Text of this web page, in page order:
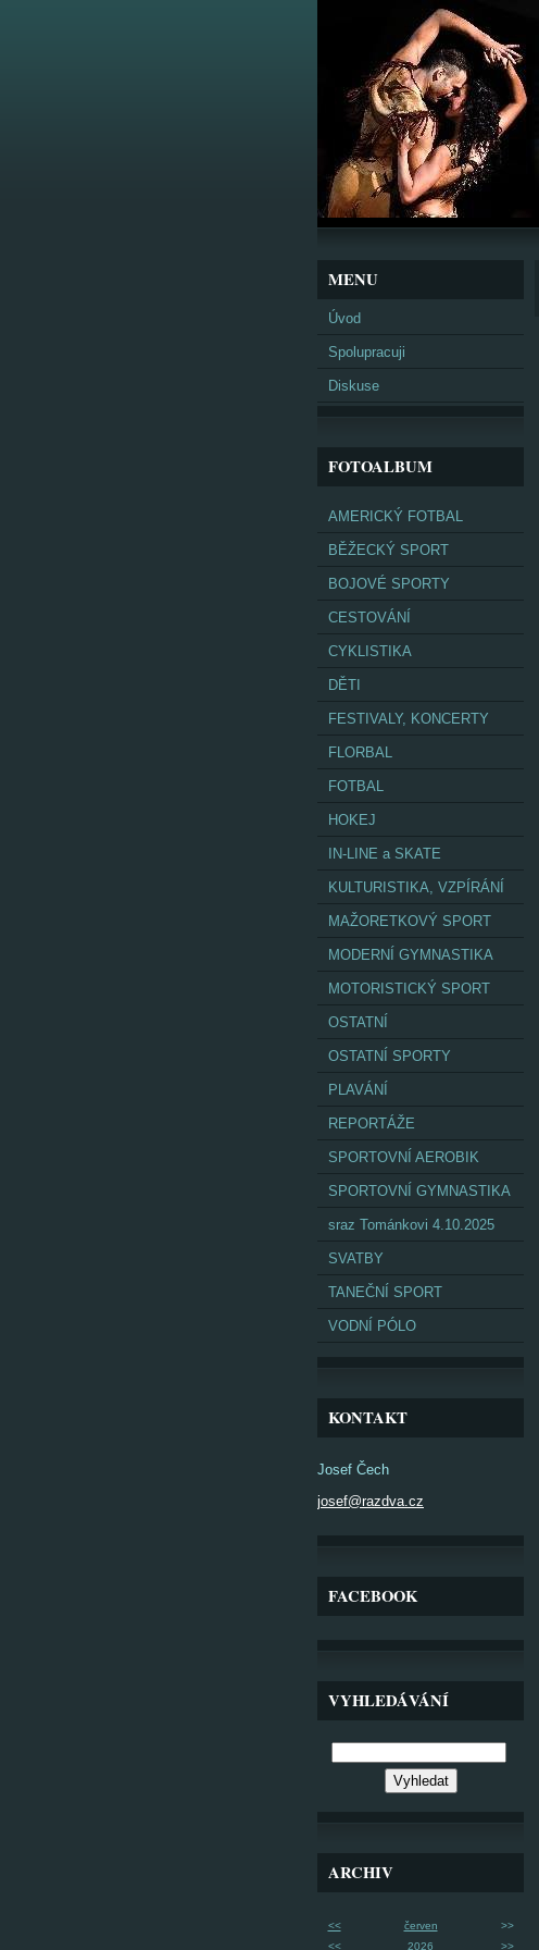
MENU
Úvod
Spolupracuji
Diskuse
FOTOALBUM
AMERICKÝ FOTBAL
BĚŽECKÝ SPORT
BOJOVÉ SPORTY
CESTOVÁNÍ
CYKLISTIKA
DĚTI
FESTIVALY, KONCERTY
FLORBAL
FOTBAL
HOKEJ
IN-LINE a SKATE
KULTURISTIKA, VZPÍRÁNÍ
MAŽORETKOVÝ SPORT
MODERNÍ GYMNASTIKA
MOTORISTICKÝ SPORT
OSTATNÍ
OSTATNÍ SPORTY
PLAVÁNÍ
REPORTÁŽE
SPORTOVNÍ AEROBIK
SPORTOVNÍ GYMNASTIKA
sraz Tománkovi 4.10.2025
SVATBY
TANEČNÍ SPORT
VODNÍ PÓLO
KONTAKT
Josef Čech
josef@razdva.cz
FACEBOOK
VYHLEDÁVÁNÍ
ARCHIV
<< červen
>>
<<
2026 >>